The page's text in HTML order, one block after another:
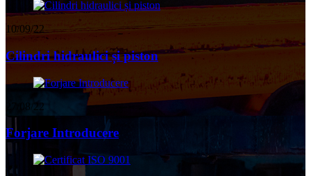
10/09/22
Cilindri hidraulici și piston
27/08/22
Forjare Introducere